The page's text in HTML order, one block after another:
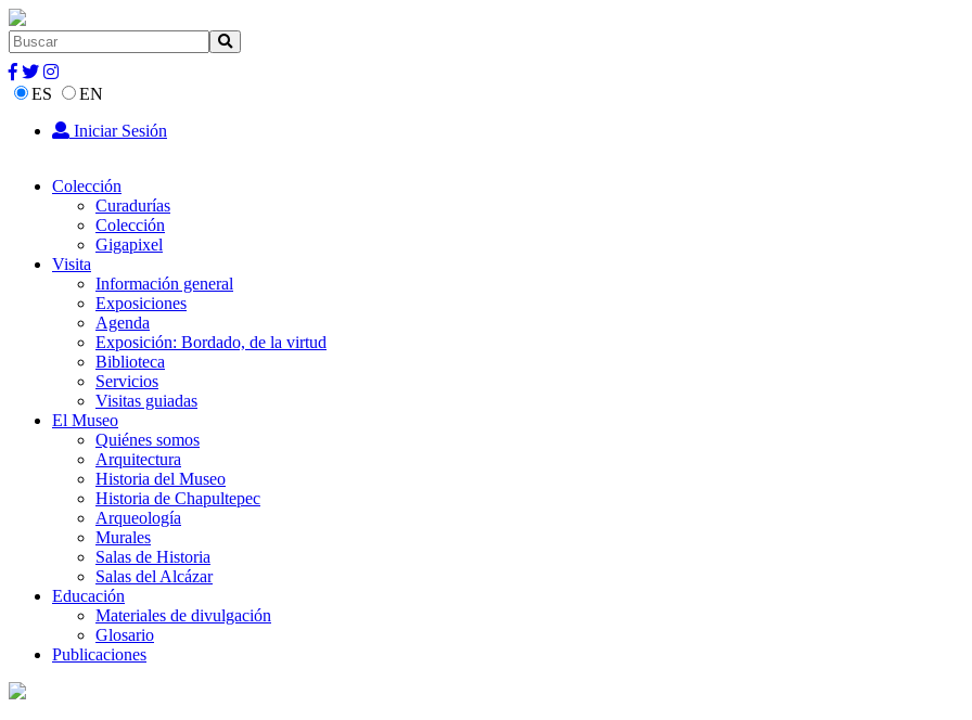
ES
EN
Iniciar Sesión
Colección
Curadurías
Colección
Gigapixel
Visita
Información general
Exposiciones
Agenda
Exposición: Bordado, de la virtud
Biblioteca
Servicios
Visitas guiadas
El Museo
Quiénes somos
Arquitectura
Historia del Museo
Historia de Chapultepec
Arqueología
Murales
Salas de Historia
Salas del Alcázar
Educación
Materiales de divulgación
Glosario
Publicaciones